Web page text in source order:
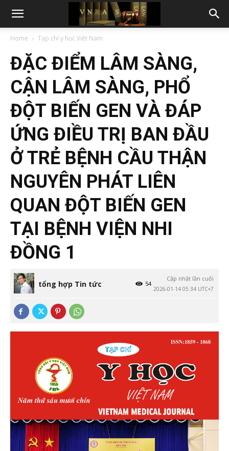
Home Tạp chí y học Việt Nam
ĐẶC ĐIỂM LÂM SÀNG,
CẬN LÂM SÀNG, PHỔ
ĐỘT BIẾN GEN VÀ ĐÁP
ỨNG ĐIỀU TRỊ BAN ĐẦU
Ở TRẺ BỆNH CẦU THẬN
NGUYÊN PHÁT LIÊN
QUAN ĐỘT BIẾN GEN
TẠI BỆNH VIỆN NHI
ĐỒNG 1
tổng hợp Tin tức
Cập nhật lần cuối
2026-01-14 05:34 UTC+7
54